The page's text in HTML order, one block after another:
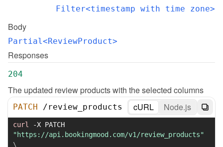
Filter<timestamp with time zone>
Body
Partial<ReviewProduct>
Responses
204
The updated review products with the selected columns
PATCH /review_products cURL Node.js
curl -X
"https://api.bookingmood.com/v1/review_products"
\